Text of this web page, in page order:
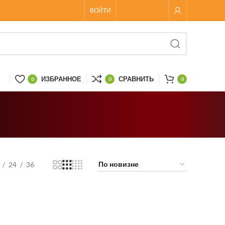
ВОЙТИ
0 ИЗБРАННОЕ 0 СРАВНИТЬ 0
24 36